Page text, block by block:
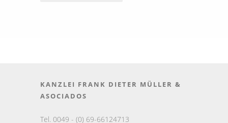
KANZLEI FRANK DIETER MÜLLER &
ASOCIADOS
Tel. 0049 - (0) 69-66124713